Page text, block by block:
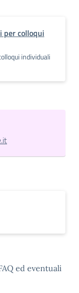
per colloqui
individuali
ed eventuali